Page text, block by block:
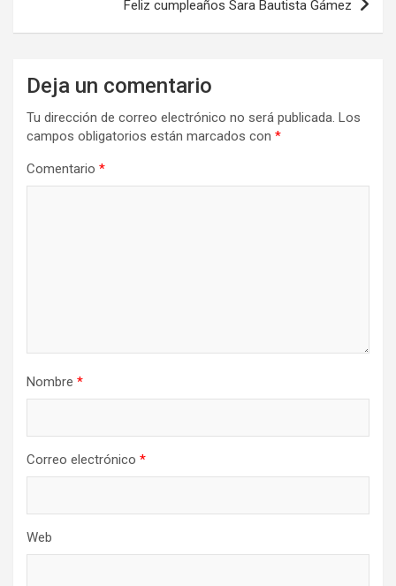
Feliz cumpleaños Sara Bautista Gámez
Deja un comentario
Tu dirección de correo electrónico no será publicada. Los
campos obligatorios están marcados con *
Comentario *
Nombre *
Correo electrónico *
Web